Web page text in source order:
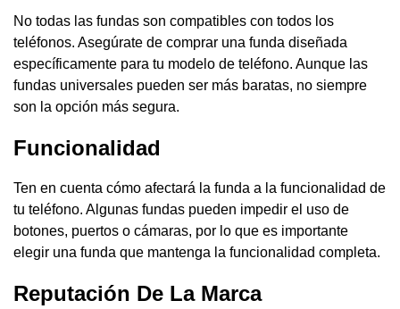
No todas las fundas son compatibles con todos los
teléfonos. Asegúrate de comprar una funda diseñada
específicamente para tu modelo de teléfono. Aunque las
fundas universales pueden ser más baratas, no siempre
son la opción más segura.
Funcionalidad
Ten en cuenta cómo afectará la funda a la funcionalidad de
tu teléfono. Algunas fundas pueden impedir el uso de
botones, puertos o cámaras, por lo que es importante
elegir una funda que mantenga la funcionalidad completa.
Reputación De La Marca